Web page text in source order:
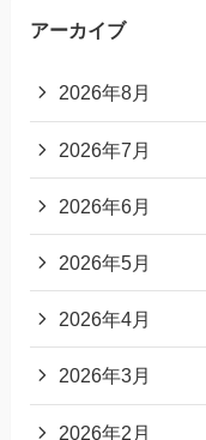
アーカイブ
2026年8月
2026年7月
2026年6月
2026年5月
2026年4月
2026年3月
2026年2月